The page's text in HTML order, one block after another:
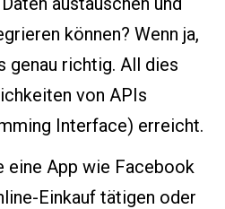
können? Wenn ja,
genau richtig. All dies
von APIs
Interface) erreicht.
eine App wie Facebook
Einkauf tätigen oder